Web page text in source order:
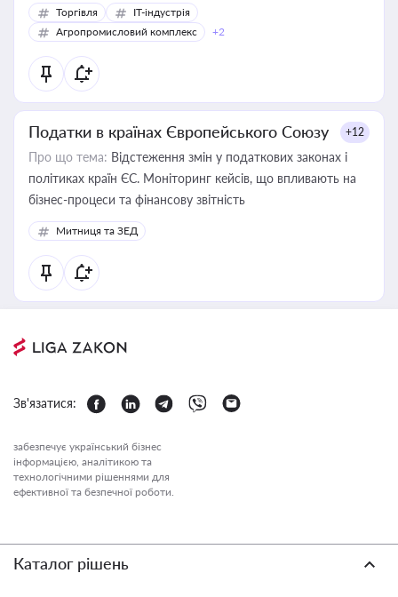
Торгівля
IT-індустрія
Агропромисловий комплекс
+2
Податки в країнах Європейського Союзу +12
Про що тема: Відстеження змін у податкових законах і
політиках країн ЄС. Моніторинг кейсів, що впливають на
бізнес-процеси та фінансову звітність
Митниця та ЗЕД
Зв'язатися:
забезпечує український бізнес
інформацією, аналітикою та
технологічними рішеннями для
ефективної та безпечної роботи.
Каталог рішень